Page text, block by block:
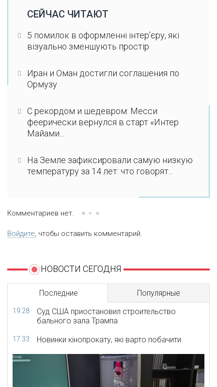
СЕЙЧАС ЧИТАЮТ
5 помилок в оформленні інтер’єру, які
візуально зменшують простір
Иран и Оман достигли соглашения по
Ормузу
С рекордом и шедевром: Месси
феерически вернулся в старт «Интер
Майами...
На Земле зафиксировали самую низкую
температуру за 14 лет: что говорят...
Комментариев нет.
Войдите, чтобы оставить комментарий.
НОВОСТИ СЕГОДНЯ
Последние Популярные
19:28
Суд США приостановил строительство
бального зала Трампа
17:33 Новинки кінопрокату, які варто побачити